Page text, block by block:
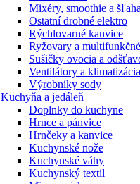
Mixéry, smoothie a
Ostatní drobné elektro
Rýchlovarné kanvice
Ryžovary a
Sušičky ovocia a
Ventilátory a klimatizácia
Výrobníky sody
Kuchyňa a jedáleň
Doplnky do kuchyne
Hrnce a pánvice
Hrnčeky a kanvice
Kuchynské nože
Kuchynské váhy
Kuchynský textil